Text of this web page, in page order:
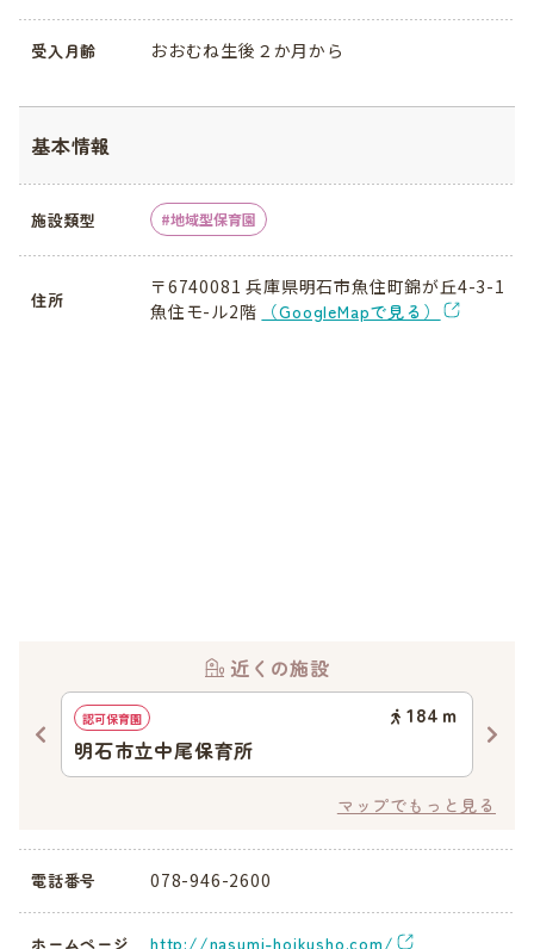
受入月齢 おおむね生後２か月から
基本情報
施設類型 地域型保育園
住所
〒6740081 兵庫県明石市魚住町錦が丘4-3-1
魚住モ-ル2階
（GoogleMapで見る）
近くの施設
認可保育園 184 ｍ
明石市立中尾保育所
マップでもっと見る
電話番号 078-946-2600
ホームページ http://nasumi-hoikusho.com/